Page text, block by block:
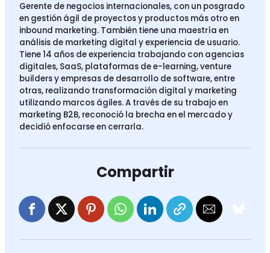
Gerente de negocios internacionales, con un posgrado
en gestión ágil de proyectos y productos más otro en
inbound marketing. También tiene una maestría en
análisis de marketing digital y experiencia de usuario.
Tiene 14 años de experiencia trabajando con agencias
digitales, SaaS, plataformas de e-learning, venture
builders y empresas de desarrollo de software, entre
otras, realizando transformación digital y marketing
utilizando marcos ágiles. A través de su trabajo en
marketing B2B, reconoció la brecha en el mercado y
decidió enfocarse en cerrarla.
Compartir